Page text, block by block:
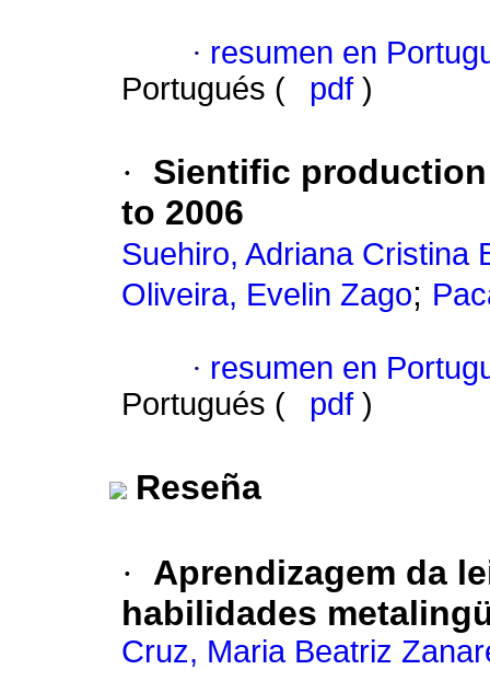
· resumen en
Portugués (
pdf )
·
Sientific
to 2006
Suehiro, Adriana Cristina
Oliveira, Evelin Zago;
· resumen en
Portugués (
pdf )
Reseña
·
Aprendizagem da
habilidades
Cruz, Maria Beatriz